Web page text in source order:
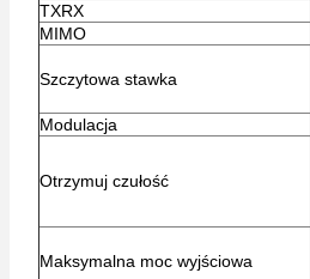
TXRX
MIMO
Szczytowa stawka
Modulacja
Otrzymuj czułość
Maksymalna moc wyjściowa